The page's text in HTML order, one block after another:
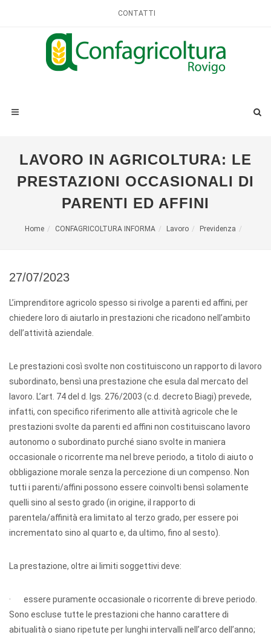
CONTATTI
LAVORO IN AGRICOLTURA: LE
PRESTAZIONI OCCASIONALI DI
PARENTI ED AFFINI
Home CONFAGRICOLTURA INFORMA Lavoro Previdenza
27/07/2023
L’imprenditore agricolo spesso si rivolge a parenti ed affini, per
chiedere loro di aiutarlo in prestazioni che ricadono nell’ambito
dell’attività aziendale.
Le prestazioni così svolte non costituiscono un rapporto di lavoro
subordinato, bensì una prestazione che esula dal mercato del
lavoro. L’art. 74 del d. lgs. 276/2003 (c.d. decreto Biagi) prevede,
infatti, con specifico riferimento alle attività agricole che le
prestazioni svolte da parenti ed affini non costituiscano lavoro
autonomo o subordinato purché siano svolte in maniera
occasionale o ricorrente ma nel breve periodo, a titolo di aiuto o
obbligazione morale senza la percezione di un compenso. Non
tutti i parenti/affini possono essere coinvolti bensì solamente
quelli sino al sesto grado (in origine, il rapporto di
parentela/affinità era limitato al terzo grado, per essere poi
incrementato sino al quarto e, da ultimo, fino al sesto).
La prestazione, oltre ai limiti soggettivi deve:
· essere puramente occasionale o ricorrente di breve periodo.
Sono escluse tutte le prestazioni che hanno carattere di
abitualità o siano ripetute per lunghi intervalli nell’arco dell’anno;